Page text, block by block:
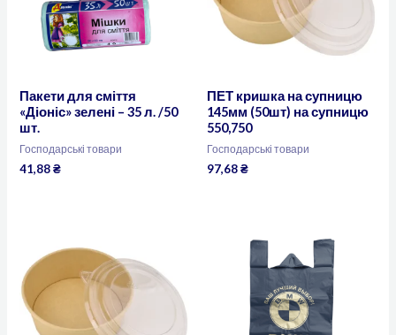
Пакети для сміття
«Діоніс» зелені – 35 л. /50
шт.
Господарські товари
41,88₴
ПЕТ кришка на супницю
145мм (50шт) на супницю
550,750
Господарські товари
97,68₴